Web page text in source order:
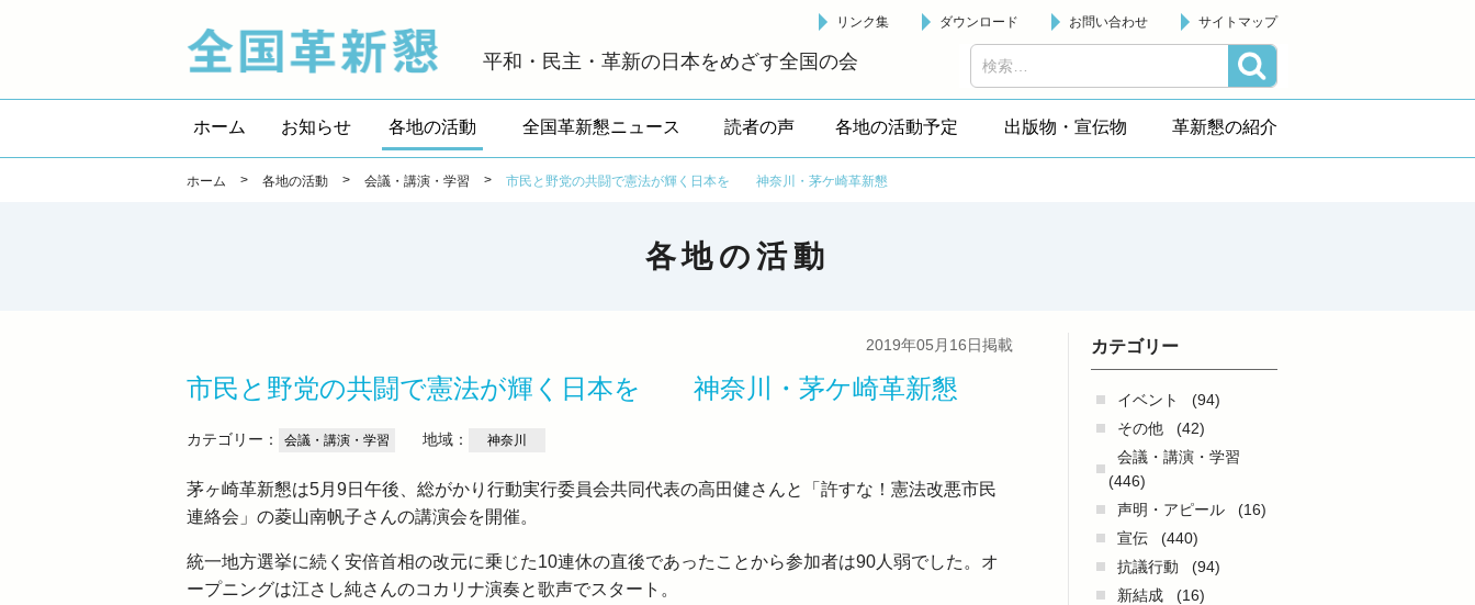
平和・民主・革新の日本をめざす全国の会
リンク集 ダウンロード お問い合わせ サイトマップ
ホーム お知らせ 各地の活動 全国革新懇ニュース 読者の声 各地の活動予定 出版物・宣伝物 革新懇の紹介
ホーム > 各地の活動 > 会議・講演・学習 > 市民と野党の共闘で憲法が輝く日本を 神奈川・茅ケ崎革新懇
各地の活動
2019年05月16日掲載
市民と野党の共闘で憲法が輝く日本を 神奈川・茅ケ崎革新懇
カテゴリー： 会議・講演・学習 地域： 神奈川
茅ヶ崎革新懇は5月9日午後、総がかり行動実行委員会共同代表の高田健さんと「許すな！憲法改悪市民
連絡会」の菱山南帆子さんの講演会を開催。
統一地方選挙に続く安倍首相の改元に乗じた10連休の直後であったことから参加者は90人弱でした。オ
ープニングは江さし純さんのコカリナ演奏と歌声でスタート。
カテゴリー
イベント
(94)
その他
(42)
会議・講演・学習
(446)
声明・アピール
(16)
宣伝
(440)
抗議行動
(94)
新結成
(16)